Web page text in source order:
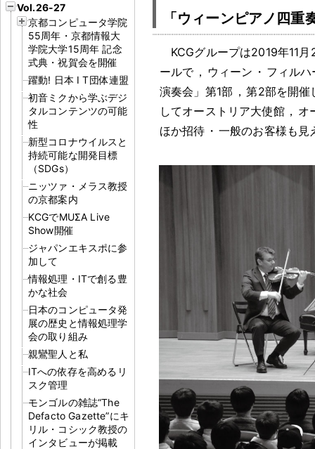
Vol.26-27
京都コンピュータ学院
55周年・京都情報大
学院大学15周年 記念
式典・祝賀会を開催
躍動! 日本 I T団体連盟
初音ミクから学ぶデジ
タルコンテンツの可能
性
新型コロナウイルスと
持続可能な開発目標
（SDGs）
ニッツァ・メラス教授
の京都案内
KCGでMUΣA Live
Show開催
ジャパンエキスポに参
加して
情報処理・ITで創る豊
かな社会
日本のコンピュータ発
展の歴史と情報処理学
会の取り組み
親鸞聖人と私
ITへの依存を高めるリ
スク管理
モンゴルの雑誌“The
Defacto Gazette”にキ
リル・コシック教授の
インタビューが掲載
「ウィーンピアノ四重
KCGグループは2019年11月
ールで ， ウィーン ・ フィル
演奏会」第1部 ， 第2部を開催
してオーストリア大使館 ， オ
ほか招待 ・ 一般のお客様も見